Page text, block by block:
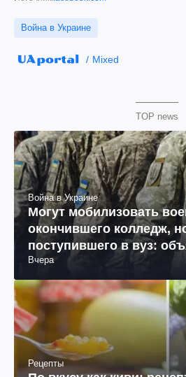
Война в Украине
Mixed
TOP news
Война в Украине
Могут мобилизовать
окончившего колледж,
поступившего в вуз:
юриста
Вчера
Рецепты